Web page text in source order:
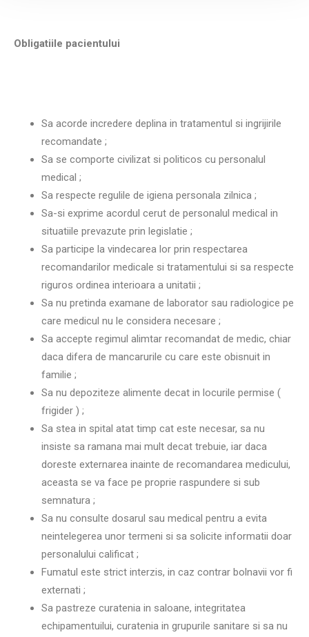
Obligatiile pacientului
Sa acorde incredere deplina in tratamentul si ingrijirile
recomandate ;
Sa se comporte civilizat si politicos cu personalul
medical ;
Sa respecte regulile de igiena personala zilnica ;
Sa-si exprime acordul cerut de personalul medical in
situatiile prevazute prin legislatie ;
Sa participe la vindecarea lor prin respectarea
recomandarilor medicale si tratamentului si sa respecte
riguros ordinea interioara a unitatii ;
Sa nu pretinda examane de laborator sau radiologice pe
care medicul nu le considera necesare ;
Sa accepte regimul alimtar recomandat de medic, chiar
daca difera de mancarurile cu care este obisnuit in
familie ;
Sa nu depoziteze alimente decat in locurile permise (
frigider ) ;
Sa stea in spital atat timp cat este necesar, sa nu
insiste sa ramana mai mult decat trebuie, iar daca
doreste externarea inainte de recomandarea medicului,
aceasta se va face pe proprie raspundere si sub
semnatura ;
Sa nu consulte dosarul sau medical pentru a evita
neintelegerea unor termeni si sa solicite informatii doar
personalului calificat ;
Fumatul este strict interzis, in caz contrar bolnavii vor fi
externati ;
Sa pastreze curatenia in saloane, integritatea
echipamentuilui, curatenia in grupurile sanitare si sa nu